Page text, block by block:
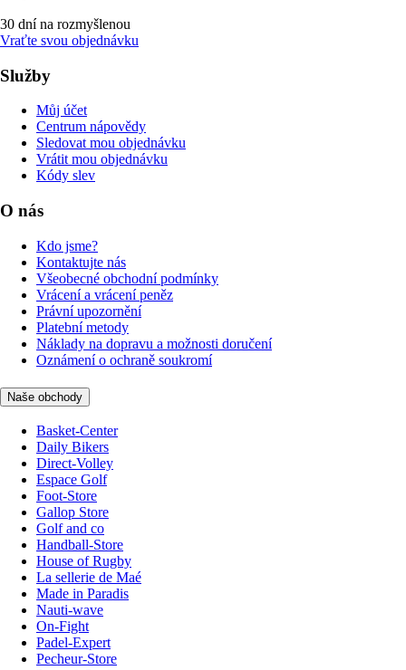
30 dní na rozmyšlenou
Vraťte svou objednávku
Služby
Můj účet
Centrum nápovědy
Sledovat mou objednávku
Vrátit mou objednávku
Kódy slev
O nás
Kdo jsme?
Kontaktujte nás
Všeobecné obchodní podmínky
Vrácení a vrácení peněz
Právní upozornění
Platební metody
Náklady na dopravu a možnosti doručení
Oznámení o ochraně soukromí
Naše obchody
Basket-Center
Daily Bikers
Direct-Volley
Espace Golf
Foot-Store
Gallop Store
Golf and co
Handball-Store
House of Rugby
La sellerie de Maé
Made in Paradis
Nauti-wave
On-Fight
Padel-Expert
Pecheur-Store